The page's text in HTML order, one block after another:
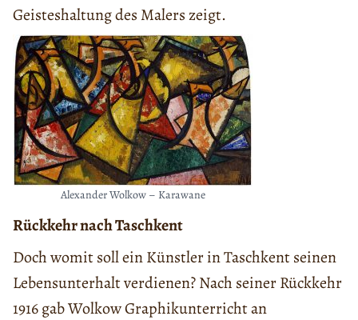
Geisteshaltung des Malers zeigt.
Alexander Wolkow – Karawane
Rückkehr nach Taschkent
Doch womit soll ein Künstler in Taschkent seinen
Lebensunterhalt verdienen? Nach seiner Rückkehr
1916 gab Wolkow Graphikunterricht an